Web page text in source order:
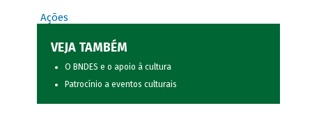
Ações
VEJA TAMBÉM
O BNDES e o apoio à cultura
Patrocínio a eventos culturais